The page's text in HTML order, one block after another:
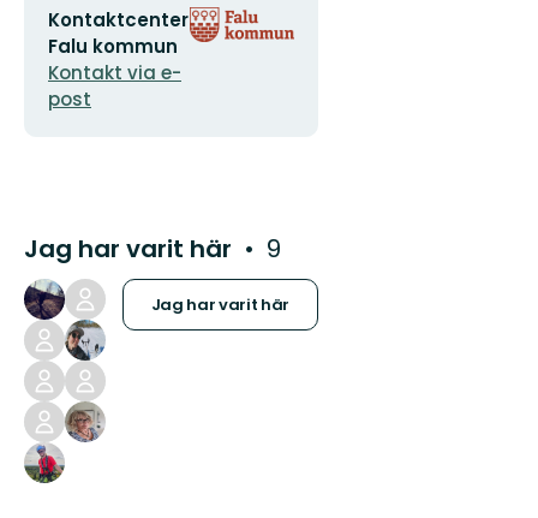
E-
postadress
Kontaktcenter
Falu kommun
Kontakt via e-
post
Organisationens
logotyp
Jag har varit här 9
Jag har varit här